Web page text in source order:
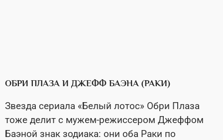
ОБРИ ПЛАЗА И ДЖЕФФ БАЭНА (РАКИ)
Звезда сериала «Белый лотос» Обри Плаза
тоже делит с мужем-режиссером Джеффом
Баэной знак зодиака: они оба Раки по